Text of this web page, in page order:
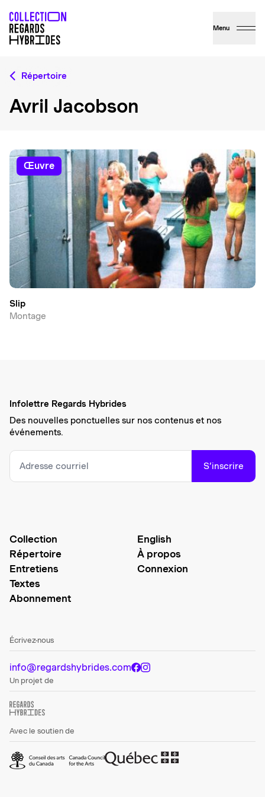
Menu
Répertoire
Avril Jacobson
œuvre
Slip
Montage
Infolettre Regards Hybrides
Des nouvelles ponctuelles sur nos contenus et nos
événements.
S’inscrire
Collection
Répertoire
Entretiens
Textes
Abonnement
English
À propos
Connexion
Écrivez-nous
info@regardshybrides.com
Un projet de
Avec le soutien de